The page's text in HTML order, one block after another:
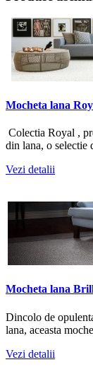
Mocheta lana
Colectia Royal ,
din lana, o selectie
Vezi detalii
Mocheta lana
Dincolo de
lana, aceasta
Vezi detalii